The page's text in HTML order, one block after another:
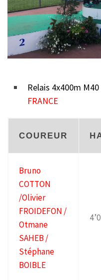
Relais 4x400m M40
FRANCE
COUREUR
Bruno
COTTON
/Olivier
FROIDEFON /
Otmane
SAHEB /
Stéphane
BOIBLE